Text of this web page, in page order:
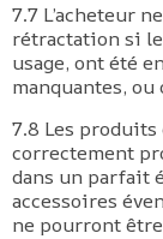
7.7 L’acheteur
rétractation si
usage, ont été
manquantes,
7.8 Les
correctement
dans un parfait
accessoires
ne pourront